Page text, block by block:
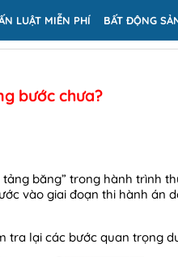
LUẬT MIỄN PHÍ BẤT ĐỘNG
bước chưa?
băng” trong hành trình
vào giai đoạn thi hành án
tra lại các bước quan trọng